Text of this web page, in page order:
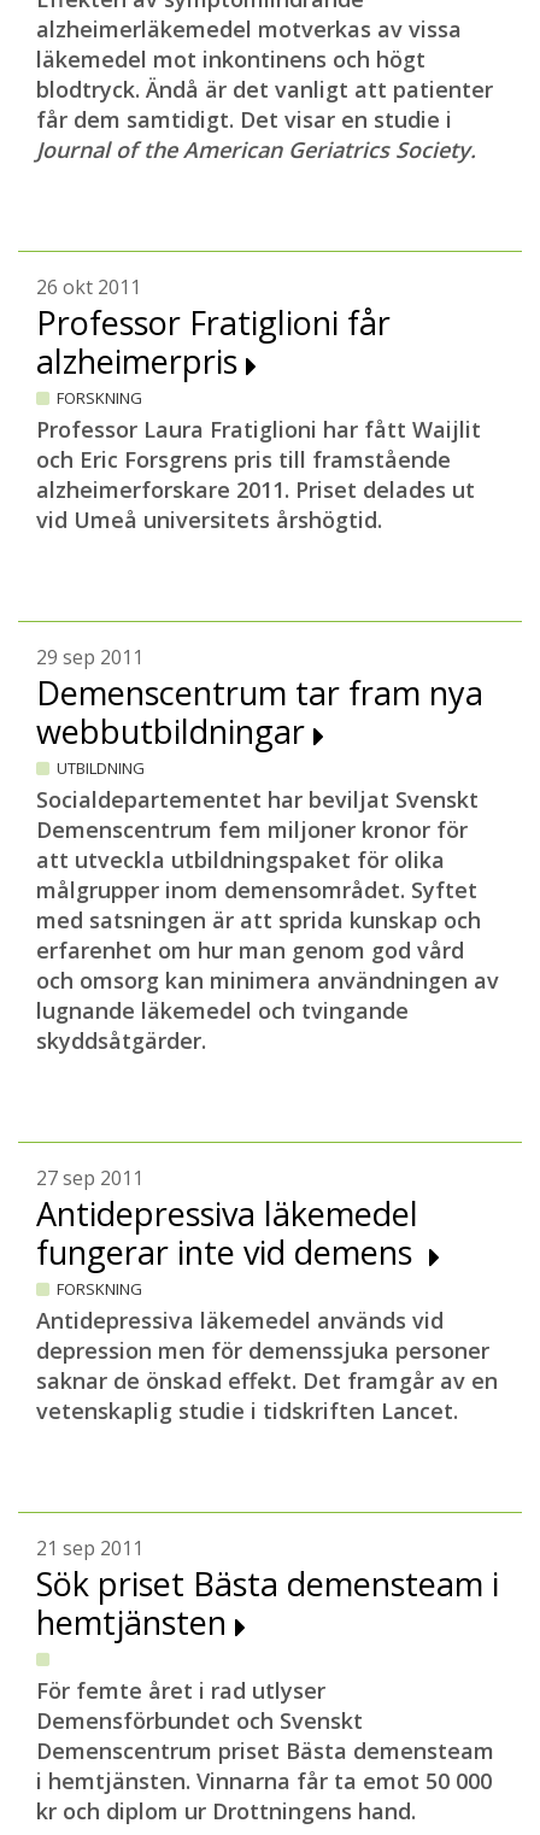
alzheimerläkemedel motverkas av vissa
läkemedel mot inkontinens och högt
blodtryck. Ändå är det vanligt att patienter
får dem samtidigt. Det visar en studie i
Journal of the American Geriatrics Society.
26 okt 2011
Professor Fratiglioni får
alzheimerpris
FORSKNING
Professor Laura Fratiglioni har fått Waijlit
och Eric Forsgrens pris till framstående
alzheimerforskare 2011. Priset delades ut
vid Umeå universitets årshögtid.
29 sep 2011
Demenscentrum tar fram nya
webbutbildningar
UTBILDNING
Socialdepartementet har beviljat Svenskt
Demenscentrum fem miljoner kronor för
att utveckla utbildningspaket för olika
målgrupper inom demensområdet. Syftet
med satsningen är att sprida kunskap och
erfarenhet om hur man genom god vård
och omsorg kan minimera användningen av
lugnande läkemedel och tvingande
skyddsåtgärder.
27 sep 2011
Antidepressiva läkemedel
fungerar inte vid demens
FORSKNING
Antidepressiva läkemedel används vid
depression men för demenssjuka personer
saknar de önskad effekt. Det framgår av en
vetenskaplig studie i tidskriften Lancet.
21 sep 2011
Sök priset Bästa demensteam i
hemtjänsten
För femte året i rad utlyser
Demensförbundet och Svenskt
Demenscentrum priset Bästa demensteam
i hemtjänsten. Vinnarna får ta emot 50 000
kr och diplom ur Drottningens hand.